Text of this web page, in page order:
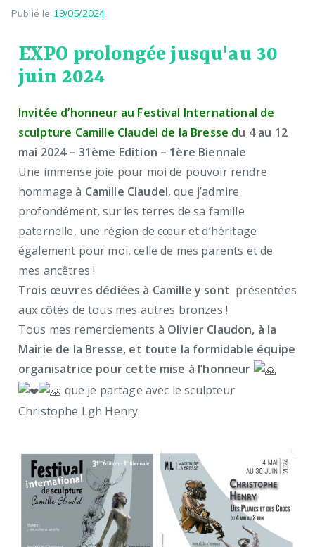
Publié le 19/05/2024
EXPO prolongée jusqu'au 30
juin 2024
Invitée d’honneur au Festival International de
sculpture Camille Claudel de la Bresse du 4 au 12
mai 2024 – 31ème Edition – 1ère Biennale
Une immense joie pour moi de pouvoir rendre
hommage à Camille Claudel, que j’admire
profondément, sur les terres de sa famille
paternelle, une région de cœur et d’héritage
également pour moi, celle de mes parents et de
mes ancêtres !
Trois œuvres dédiées à Camille y sont présentées
aux côtés de tous mes autres bronzes !
Tous mes remerciements à Olivier Claudon, à la
Mairie de la Bresse, et toute la formidable équipe
organisatrice pour cette mise à l’honneur
que je partage avec le sculpteur
Christophe Lgh Henry.